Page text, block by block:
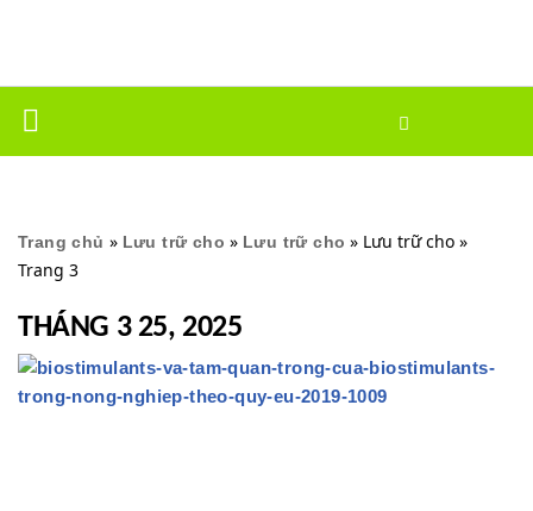
tới
Trang chủ » Lưu trữ cho » Lưu trữ cho » Lưu trữ cho »
Trang 3
THÁNG 3 25, 2025